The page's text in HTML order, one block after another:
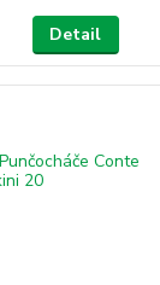
Detail